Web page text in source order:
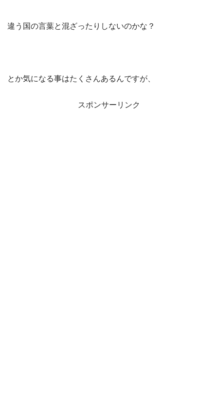
違う国の言葉と混ざったりしないのかな？
とか気になる事はたくさんあるんですが、
スポンサーリンク